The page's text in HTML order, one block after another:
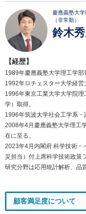
慶應義塾大
（非常勤）
鈴木
【経歴】
1989年慶應義塾大学理工学部
1992年ロチェスター大学経営
1996年東京工業大学大学院
学）取得。
1996年筑波大学社会工学系・
2008年4月慶應義塾大学理工
在に至る。
2023年4月内閣府 科学技術・
災担当）付上席科学技術政策
研究分野は応用統計解析、品
顧客満足度について